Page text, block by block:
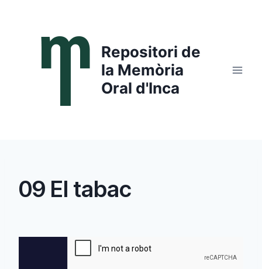
contenido
Repositori de
la Memòria
Oral d'Inca
09 El tabac